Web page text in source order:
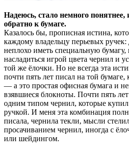
Надеюсь, стало немного
обратно к бумаге.
Казалось бы, прописная истина,
каждому владельцу перьевых
неплохо иметь специальную бумагу,
насладиться игрой цвета чернил и
той же ёлочки. Но не всегда эта
почти пять лет писал на той бумаге,
— а это простая офисная бумага и
взявшиеся блокноты. Почти пять лет
одним типом чернил, которые купил
ручкой. И меня эта комбинация
писала, чернила текли, мысли
просачиванием чернил, иногда с
или шейдингом.